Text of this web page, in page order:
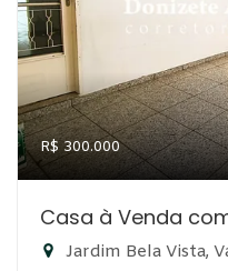
R$ 300.000
Casa à Venda
Jardim Bela Vista,